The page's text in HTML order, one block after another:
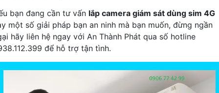
bạn đang cần tư vấn lắp camera giám sát dùng sim 4G
một số giải pháp bạn an ninh mà bạn muốn, đừng ngần
hãy liên hệ ngay với An Thành Phát qua số hotline
để hỗ trợ tận tình.